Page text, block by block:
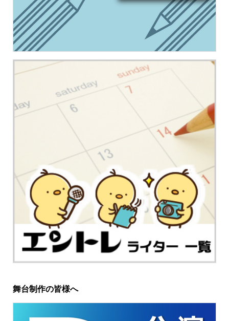
舞台制作の皆様へ